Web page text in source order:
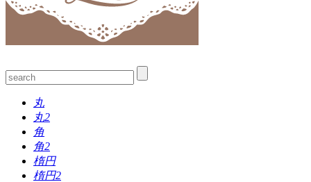
丸
丸2
角
角2
楕円
楕円2